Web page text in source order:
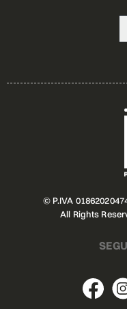
© P.IVA
All Rights